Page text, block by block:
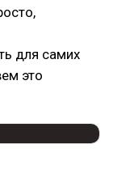
для самих
это